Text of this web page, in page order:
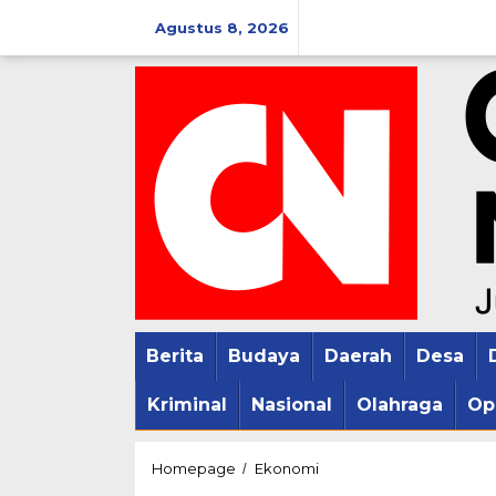
konten
Agustus 8, 2026
Berita Budaya Daerah Desa
Kriminal Nasional Olahraga
Homepage / Ekonomi11